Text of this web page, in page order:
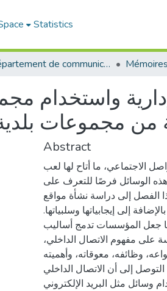
Statistics
Département de communication
من مجموعات
Abstract
الاجتماعي، ما أتاح لها لعب
هذه الوسائل فرصًا للتعرف على
الفصل إلى دراسة نشأة مواقع
إلى إيجابياتها وسلبياتها.
جعل المؤسسات تدمج أساليب
على مفهوم الاتصال الداخلي،
وظائفه، معوقاته، وأهميته.
إلى أن الاتصال الداخلي
وسائل مثل البريد الإلكتروني